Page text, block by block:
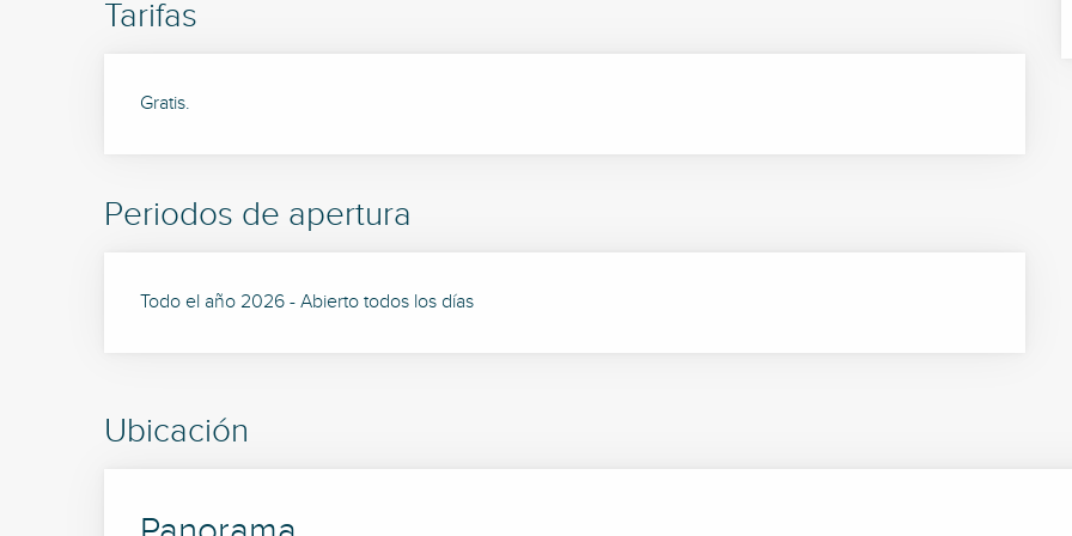
Tarifas
Gratis.
Periodos de apertura
Todo el año 2026 - Abierto todos los días
Ubicación